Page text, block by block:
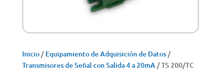
Inicio/ Equipamiento de Adquisición de Datos/
Transmisores de Señal con Salida 4 a 20mA/ TS 200/TC